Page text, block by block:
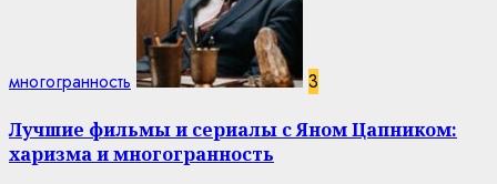
многогранность 3
Лучшие фильмы и сериалы с Яном Цапником:
харизма и многогранность